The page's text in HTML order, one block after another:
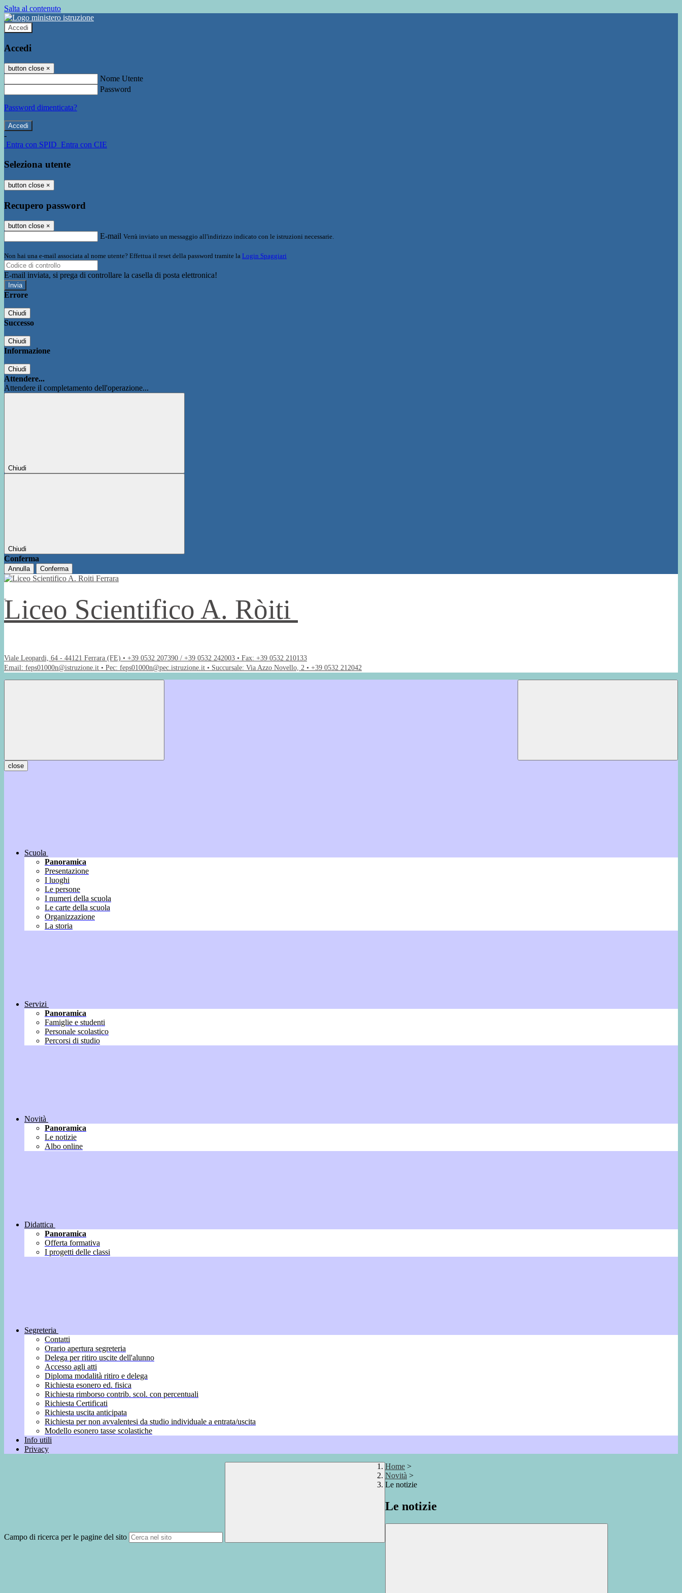
Salta al contenuto
Accedi
Accedi
button close ×
Nome Utente
Password
Password dimenticata?
-
Entra con SPID Entra con CIE
Seleziona utente
button close ×
Recupero password
button close ×
E-mail Verrà inviato un messaggio all'indirizzo indicato con le istruzioni necessarie.
Non hai una e-mail associata al nome utente? Effettua il reset della password tramite la Login Spaggiari
E-mail inviata, si prega di controllare la casella di posta elettronica!
Errore
Chiudi
Successo
Chiudi
Informazione
Chiudi
Attendere...
Attendere il completamento dell'operazione...
Chiudi
Chiudi
Conferma
Annulla Conferma
Liceo Scientifico A. Ròiti
Viale Leopardi, 64 - 44121 Ferrara (FE) • +39 0532 207390 / +39 0532 242003 • Fax: +39 0532 210133
Email: feps01000n@istruzione.it • Pec: feps01000n@pec.istruzione.it • Succursale: Via Azzo Novello, 2 • +39 0532 212042
close
Scuola
Panoramica
Presentazione
I luoghi
Le persone
I numeri della scuola
Le carte della scuola
Organizzazione
La storia
Servizi
Panoramica
Famiglie e studenti
Personale scolastico
Percorsi di studio
Novità
Panoramica
Le notizie
Albo online
Didattica
Panoramica
Offerta formativa
I progetti delle classi
Segreteria
Contatti
Orario apertura segreteria
Delega per ritiro uscite dell'alunno
Accesso agli atti
Diploma modalità ritiro e delega
Richiesta esonero ed. fisica
Richiesta rimborso contrib. scol. con percentuali
Richiesta Certificati
Richiesta uscita anticipata
Richiesta per non avvalentesi da studio individuale a entrata/uscita
Modello esonero tasse scolastiche
Info utili
Privacy
Campo di ricerca per le pagine del sito
Home >
Novità >
Le notizie
Le notizie